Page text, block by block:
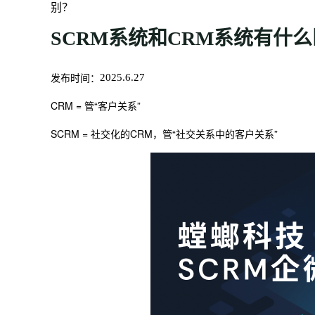
别？
SCRM系统和CRM系统有什
发布时间： 2025.6.27
CRM = 管“客户关系”
SCRM = 社交化的CRM，管“社交关系中的客户关系”